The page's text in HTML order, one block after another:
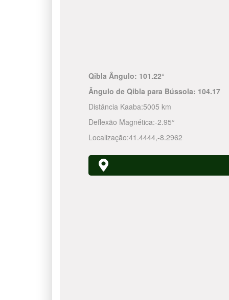
Qibla Ângulo: 101.22°
Ângulo de Qibla para Bússola: 104.17
Distância Kaaba:5005 km
Deflexão Magnética:-2.95°
Localização:41.4444,-8.2962